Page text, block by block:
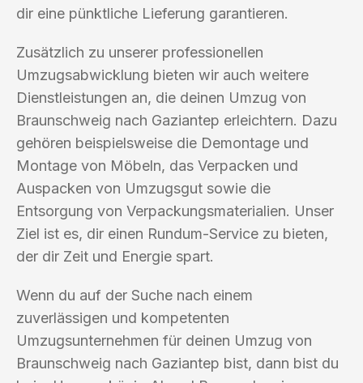
dir eine pünktliche Lieferung garantieren.
Zusätzlich zu unserer professionellen
Umzugsabwicklung bieten wir auch weitere
Dienstleistungen an, die deinen Umzug von
Braunschweig nach Gaziantep erleichtern. Dazu
gehören beispielsweise die Demontage und
Montage von Möbeln, das Verpacken und
Auspacken von Umzugsgut sowie die
Entsorgung von Verpackungsmaterialien. Unser
Ziel ist es, dir einen Rundum-Service zu bieten,
der dir Zeit und Energie spart.
Wenn du auf der Suche nach einem
zuverlässigen und kompetenten
Umzugsunternehmen für deinen Umzug von
Braunschweig nach Gaziantep bist, dann bist du